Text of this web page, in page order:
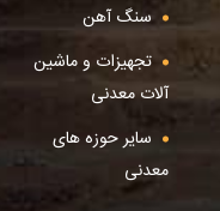
سنگ آهن
تجهیزات و ماشین
آلات معدنی
سایر حوزه های
معدنی